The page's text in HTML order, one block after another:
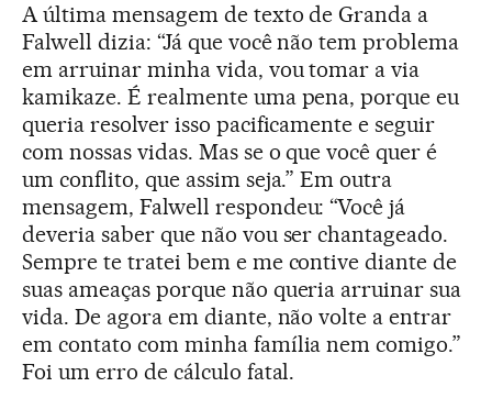
A última mensagem de texto de Granda a
Falwell dizia: “Já que você não tem problema
em arruinar minha vida, vou tomar a via
kamikaze. É realmente uma pena, porque eu
queria resolver isso pacificamente e seguir
com nossas vidas. Mas se o que você quer é
um conflito, que assim seja.” Em outra
mensagem, Falwell respondeu: “Você já
deveria saber que não vou ser chantageado.
Sempre te tratei bem e me contive diante de
suas ameaças porque não queria arruinar sua
vida. De agora em diante, não volte a entrar
em contato com minha família nem comigo.”
Foi um erro de cálculo fatal.